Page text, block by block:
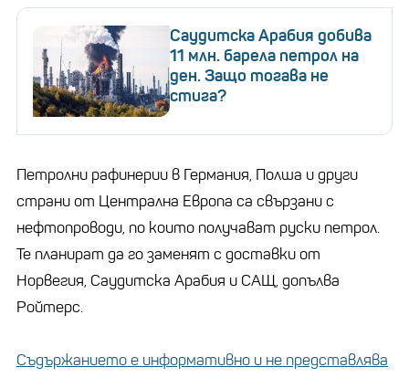
Саудитска Арабия добива
11 млн. барела петрол на
ден. Защо тогава не
стига?
Петролни рафинерии в Германия, Полша и други
страни от Централна Европа са свързани с
нефтопроводи, по които получават руски петрол.
Те планират да го заменят с доставки от
Норвегия, Саудитска Арабия и САЩ, допълва
Ройтерс.
Съдържанието е информативно и не представлява